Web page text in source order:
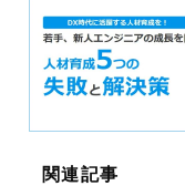
関連記事